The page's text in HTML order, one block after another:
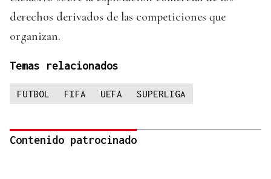
derechos derivados de las competiciones que
organizan.
Temas relacionados
FUTBOL FIFA UEFA SUPERLIGA
Contenido patrocinado